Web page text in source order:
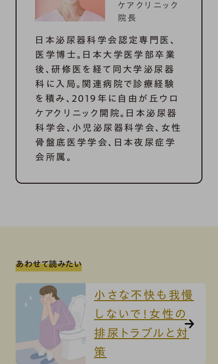
ケアクリニック
院長
日本泌尿器科学会認定専門医、
医学博士。日本大学医学部卒業
後、研修医を経て同大学泌尿器
科に入局。関連病院で診療経験
を積み、2019年に自由が丘ウロ
ケアクリニック開院。日本泌尿器
科学会、小児泌尿器科学会、女性
骨盤底医学学会、日本夜尿症学
会所属。
あわせて読みたい
小さな不快も我慢
しないで！女性の
排尿トラブルと対
策